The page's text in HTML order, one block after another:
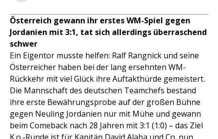
Österreich gewann ihr erstes WM-Spiel gegen
Jordanien mit 3:1, tat sich allerdings überraschend
schwer
Ein Eigentor musste helfen: Ralf Rangnick und seine
Österreicher haben bei der lang ersehnten WM-
Rückkehr mit viel Glück ihre Auftakthürde gemeistert.
Die Mannschaft des deutschen Teamchefs bestand
ihre erste Bewährungsprobe auf der großen Bühne
gegen Neuling Jordanien nur mit Mühe und gewann
beim Comeback nach 28 Jahren mit 3:1 (1:0) – das Ziel